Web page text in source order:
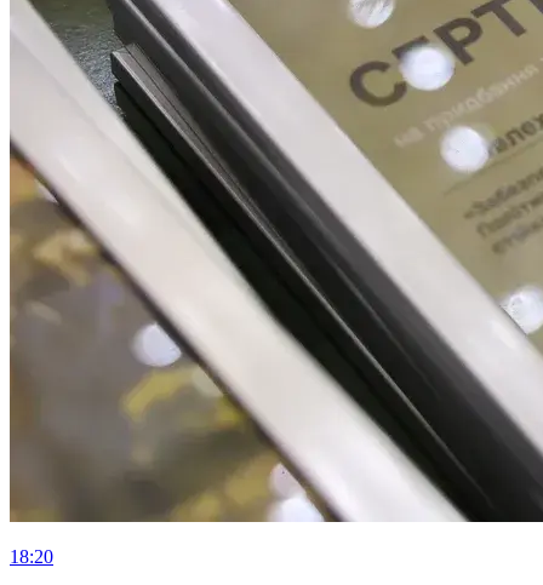
18:20